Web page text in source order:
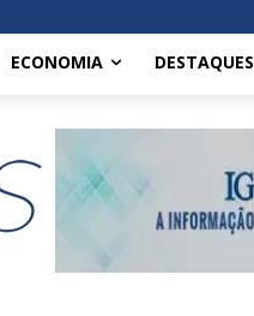
ECONOMIA DESTAQUES